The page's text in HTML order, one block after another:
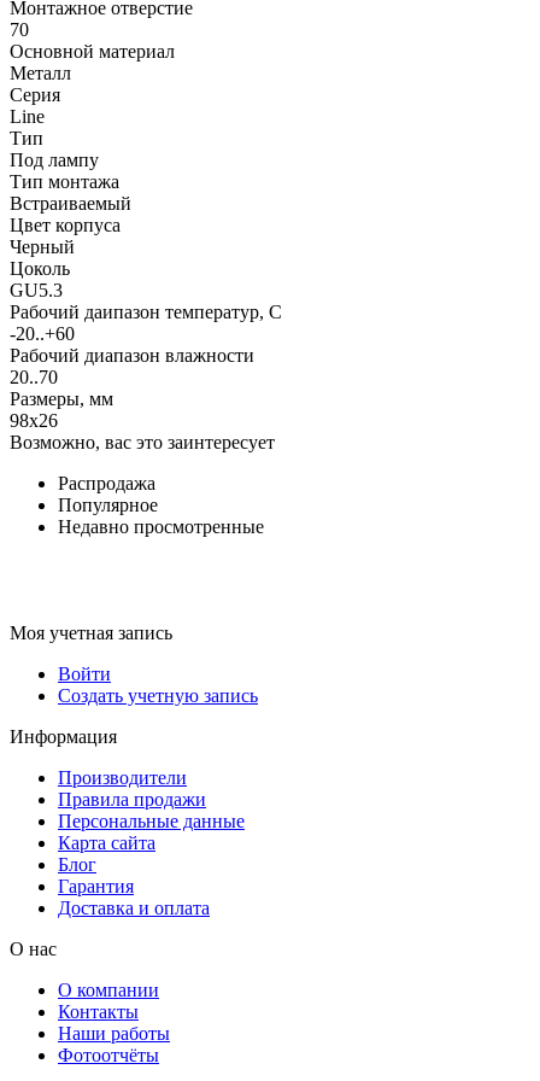
Монтажное отверстие
70
Основной материал
Металл
Серия
Line
Тип
Под лампу
Тип монтажа
Встраиваемый
Цвет корпуса
Черный
Цоколь
GU5.3
Рабочий даипазон температур, С
-20..+60
Рабочий диапазон влажности
20..70
Размеры, мм
98x26
Возможно, вас это заинтересует
Распродажа
Популярное
Недавно просмотренные
Моя учетная запись
Войти
Создать учетную запись
Информация
Производители
Правила продажи
Персональные данные
Карта сайта
Блог
Гарантия
Доставка и оплата
О нас
О компании
Контакты
Наши работы
Фотоотчёты